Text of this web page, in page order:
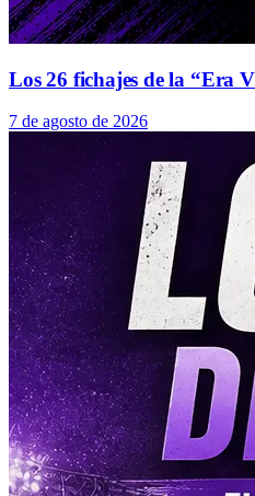
Los 26 fichajes de la “Era
7 de agosto de 2026